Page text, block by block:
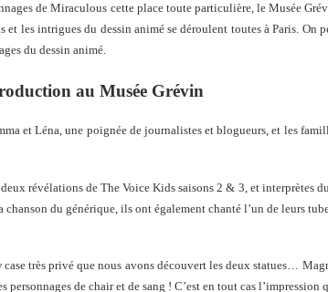
de Miraculous cette place toute particulière, le Musée
et les intrigues du dessin animé se déroulent toutes à Paris. On
du dessin animé.
au Musée Grévin
et Léna, une poignée de journalistes et blogueurs, et les
révélations de The Voice Kids saisons 2 & 3, et interprètes
chanson du générique, ils ont également chanté l’un de leurs
case très privé que nous avons découvert les deux statues…
personnages de chair et de sang ! C’est en tout cas l’impression